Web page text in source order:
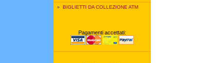
» BIGLIETTI DA COLLEZIONE ATM
Pagamenti accettati: